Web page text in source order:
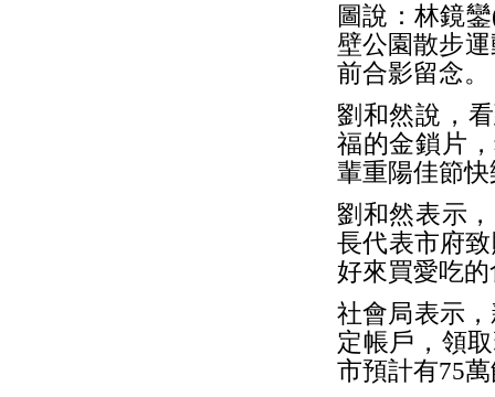
圖說：林鏡
壁公園散步
前合影留念。
劉和然說，
福的金鎖片
輩重陽佳節
劉和然表示
長代表市府
好來買愛吃
社會局表示
定帳戶，領
市預計有75